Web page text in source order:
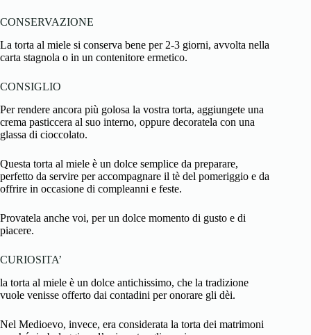
CONSERVAZIONE
La torta al miele si conserva bene per 2-3 giorni, avvolta nella
carta stagnola o in un contenitore ermetico.
CONSIGLIO
Per rendere ancora più golosa la vostra torta, aggiungete una
crema pasticcera al suo interno, oppure decoratela con una
glassa di cioccolato.
Questa torta al miele è un dolce semplice da preparare,
perfetto da servire per accompagnare il tè del pomeriggio e da
offrire in occasione di compleanni e feste.
Provatela anche voi, per un dolce momento di gusto e di
piacere.
CURIOSITA’
la torta al miele è un dolce antichissimo, che la tradizione
vuole venisse offerto dai contadini per onorare gli dèi.
Nel Medioevo, invece, era considerata la torta dei matrimoni